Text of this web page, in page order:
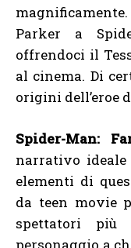
Parker a
offrendoci il
al cinema. Di
origini dell’eroe
Spider-Man:
narrativo
elementi di
da teen movie
spettatori